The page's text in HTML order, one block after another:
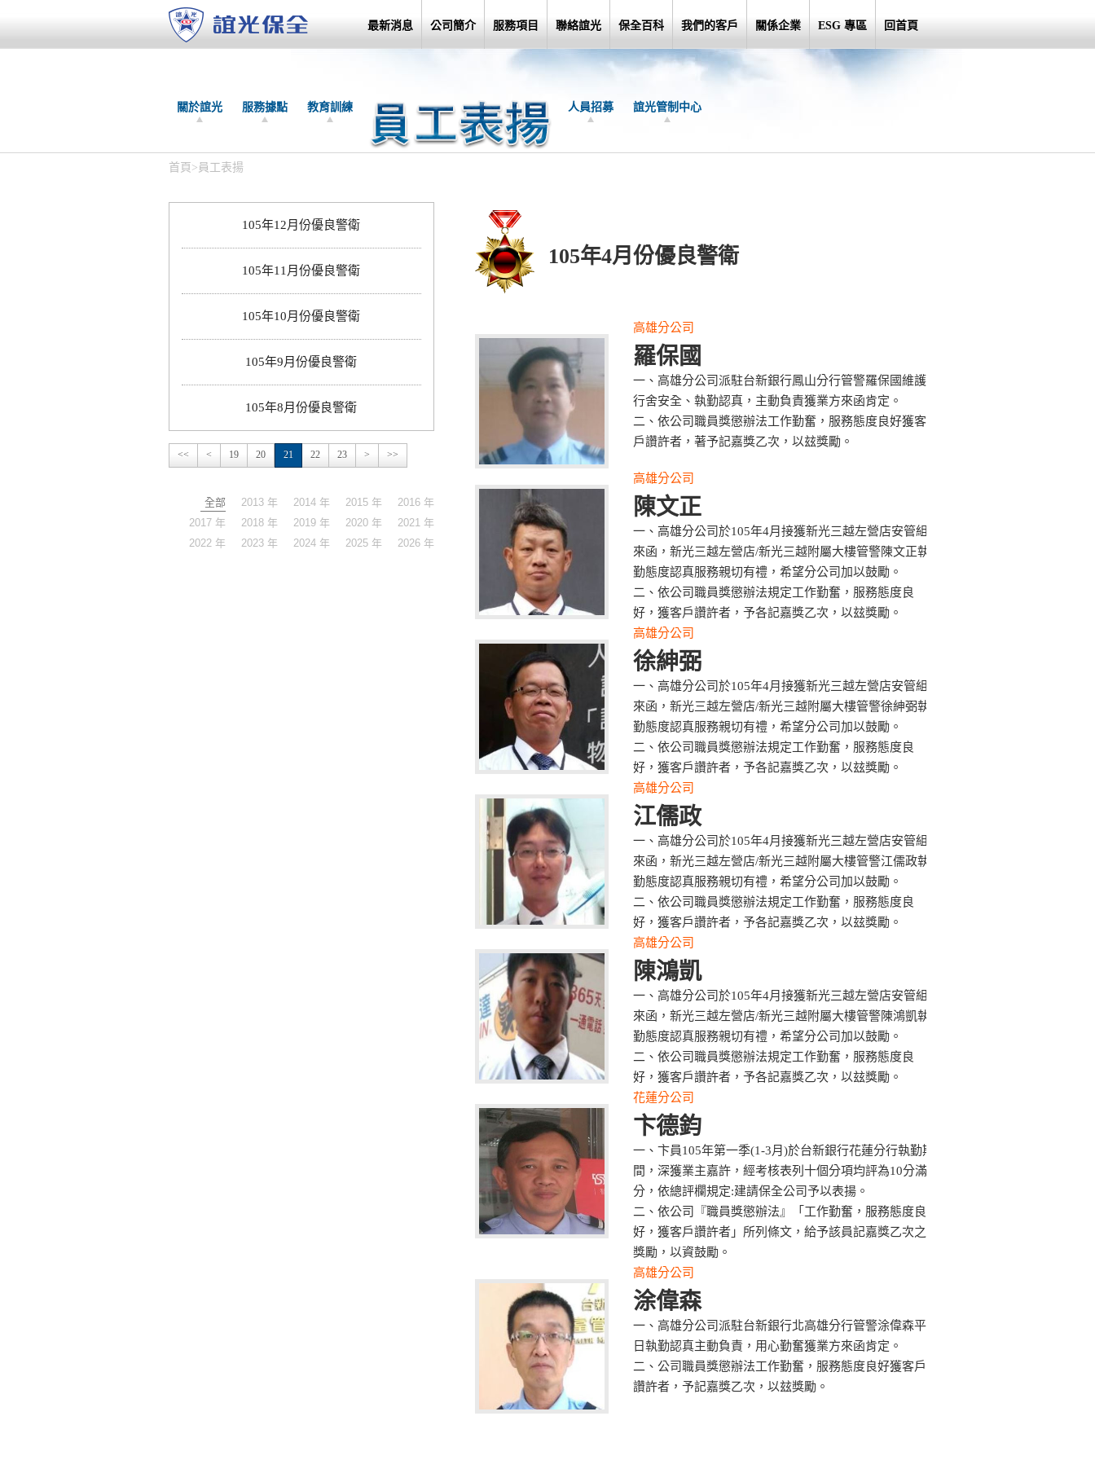
最新消息 公司簡介 服務項目 聯絡誼光 保全百科 我們的客戶 關係企業 ESG 專區 回首頁
關於誼光 服務據點 教育訓練 人員招募 誼光管制中心
首頁 > 員工表揚
105年12月份優良警衛
105年11月份優良警衛
105年10月份優良警衛
105年9月份優良警衛
105年8月份優良警衛
<< < 19 20 21 22 23 > >>
全部 2013 年 2014 年 2015 年
2016 年
2017 年
2018 年 2019 年 2020 年
2021 年
2022 年
2023 年 2024 年 2025 年 2026 年
105年4月份優良警衛
高雄分公司
羅保國
一、高雄分公司派駐台新銀行鳳山分行管警羅保國維護
行舍安全、執勤認真，主動負責獲業方來函肯定。
二、依公司職員獎懲辦法工作勤奮，服務態度良好獲客
戶讚許者，著予記嘉獎乙次，以玆獎勵。
高雄分公司
陳文正
一、高雄分公司於105年4月接獲新光三越左營店安管組
來函，新光三越左營店/新光三越附屬大樓管警陳文正執
勤態度認真服務親切有禮，希望分公司加以鼓勵。
二、依公司職員獎懲辦法規定工作勤奮，服務態度良
好，獲客戶讚許者，予各記嘉獎乙次，以玆獎勵。
高雄分公司
徐紳弼
一、高雄分公司於105年4月接獲新光三越左營店安管組
來函，新光三越左營店/新光三越附屬大樓管警徐紳弼執
勤態度認真服務親切有禮，希望分公司加以鼓勵。
二、依公司職員獎懲辦法規定工作勤奮，服務態度良
好，獲客戶讚許者，予各記嘉獎乙次，以玆獎勵。
高雄分公司
江儒政
一、高雄分公司於105年4月接獲新光三越左營店安管組
來函，新光三越左營店/新光三越附屬大樓管警江儒政執
勤態度認真服務親切有禮，希望分公司加以鼓勵。
二、依公司職員獎懲辦法規定工作勤奮，服務態度良
好，獲客戶讚許者，予各記嘉獎乙次，以玆獎勵。
高雄分公司
陳鴻凱
一、高雄分公司於105年4月接獲新光三越左營店安管組
來函，新光三越左營店/新光三越附屬大樓管警陳鴻凱執
勤態度認真服務親切有禮，希望分公司加以鼓勵。
二、依公司職員獎懲辦法規定工作勤奮，服務態度良
好，獲客戶讚許者，予各記嘉獎乙次，以玆獎勵。
花蓮分公司
卞德鈞
一、卞員105年第一季(1-3月)於台新銀行花蓮分行執勤期
間，深獲業主嘉許，經考核表列十個分項均評為10分滿
分，依總評欄規定:建請保全公司予以表揚。
二、依公司『職員獎懲辦法』「工作勤奮，服務態度良
好，獲客戶讚許者」所列條文，給予該員記嘉獎乙次之
獎勵，以資鼓勵。
高雄分公司
涂偉森
一、高雄分公司派駐台新銀行北高雄分行管警涂偉森平
日執勤認真主動負責，用心勤奮獲業方來函肯定。
二、公司職員獎懲辦法工作勤奮，服務態度良好獲客戶
讚許者，予記嘉獎乙次，以玆獎勵。